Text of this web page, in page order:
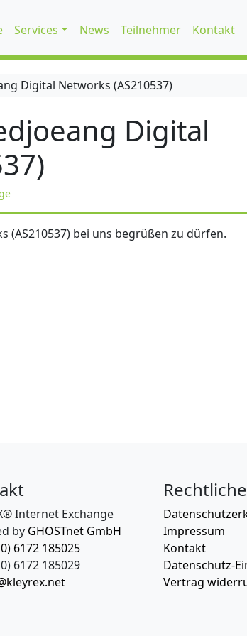
Services News Teilnehmer Kontakt
Digital Networks (AS210537)
Digital
(AS210537) bei uns begrüßen zu dürfen.
Internet Exchange
by GHOSTnet GmbH
6172 185025
6172 185029
Impressum
Kontakt
Datenschutz-
Vertrag